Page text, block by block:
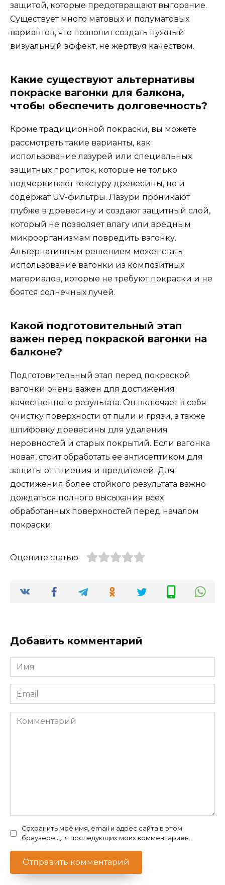
защитой, которые предотвращают выгорание.
Существует много матовых и полуматовых
вариантов, что позволит создать нужный
визуальный эффект, не жертвуя качеством.
Какие существуют альтернативы
покраске вагонки для балкона,
чтобы обеспечить долговечность?
Кроме традиционной покраски, вы можете
рассмотреть такие варианты, как
использование лазурей или специальных
защитных пропиток, которые не только
подчеркивают текстуру древесины, но и
содержат UV-фильтры. Лазури проникают
глубже в древесину и создают защитный слой,
который не позволяет влагу или вредным
микроорганизмам повредить вагонку.
Альтернативным решением может стать
использование вагонки из композитных
материалов, которые не требуют покраски и не
боятся солнечных лучей.
Какой подготовительный этап
важен перед покраской вагонки на
балконе?
Подготовительный этап перед покраской
вагонки очень важен для достижения
качественного результата. Он включает в себя
очистку поверхности от пыли и грязи, а также
шлифовку древесины для удаления
неровностей и старых покрытий. Если вагонка
новая, стоит обработать ее антисептиком для
защиты от гниения и вредителей. Для
достижения более стойкого результата важно
дождаться полного высыхания всех
обработанных поверхностей перед началом
покраски.
Оцените статью
Добавить комментарий
Имя
*
Email
*
Комментарий
Сохранить моё имя, email и адрес сайта в этом
браузере для последующих моих комментариев.